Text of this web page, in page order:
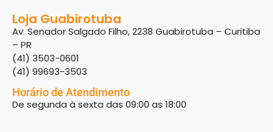
Loja Guabirotuba
Av. Senador Salgado Filho, 2238 Guabirotuba – Curitiba
– PR
(41) 3503-0601
(41) 99693-3503
Horário de Atendimento
De segunda à sexta das 09:00 as 18:00